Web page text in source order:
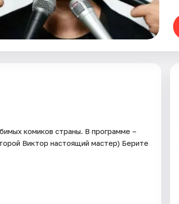
комиков страны. В программе –
Виктор настоящий мастер) Берите